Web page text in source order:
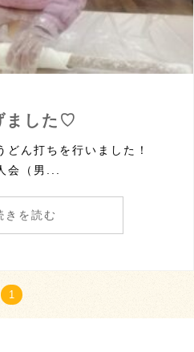
ました♡
ん打ちを行いました！
会（男...
きを読む
1